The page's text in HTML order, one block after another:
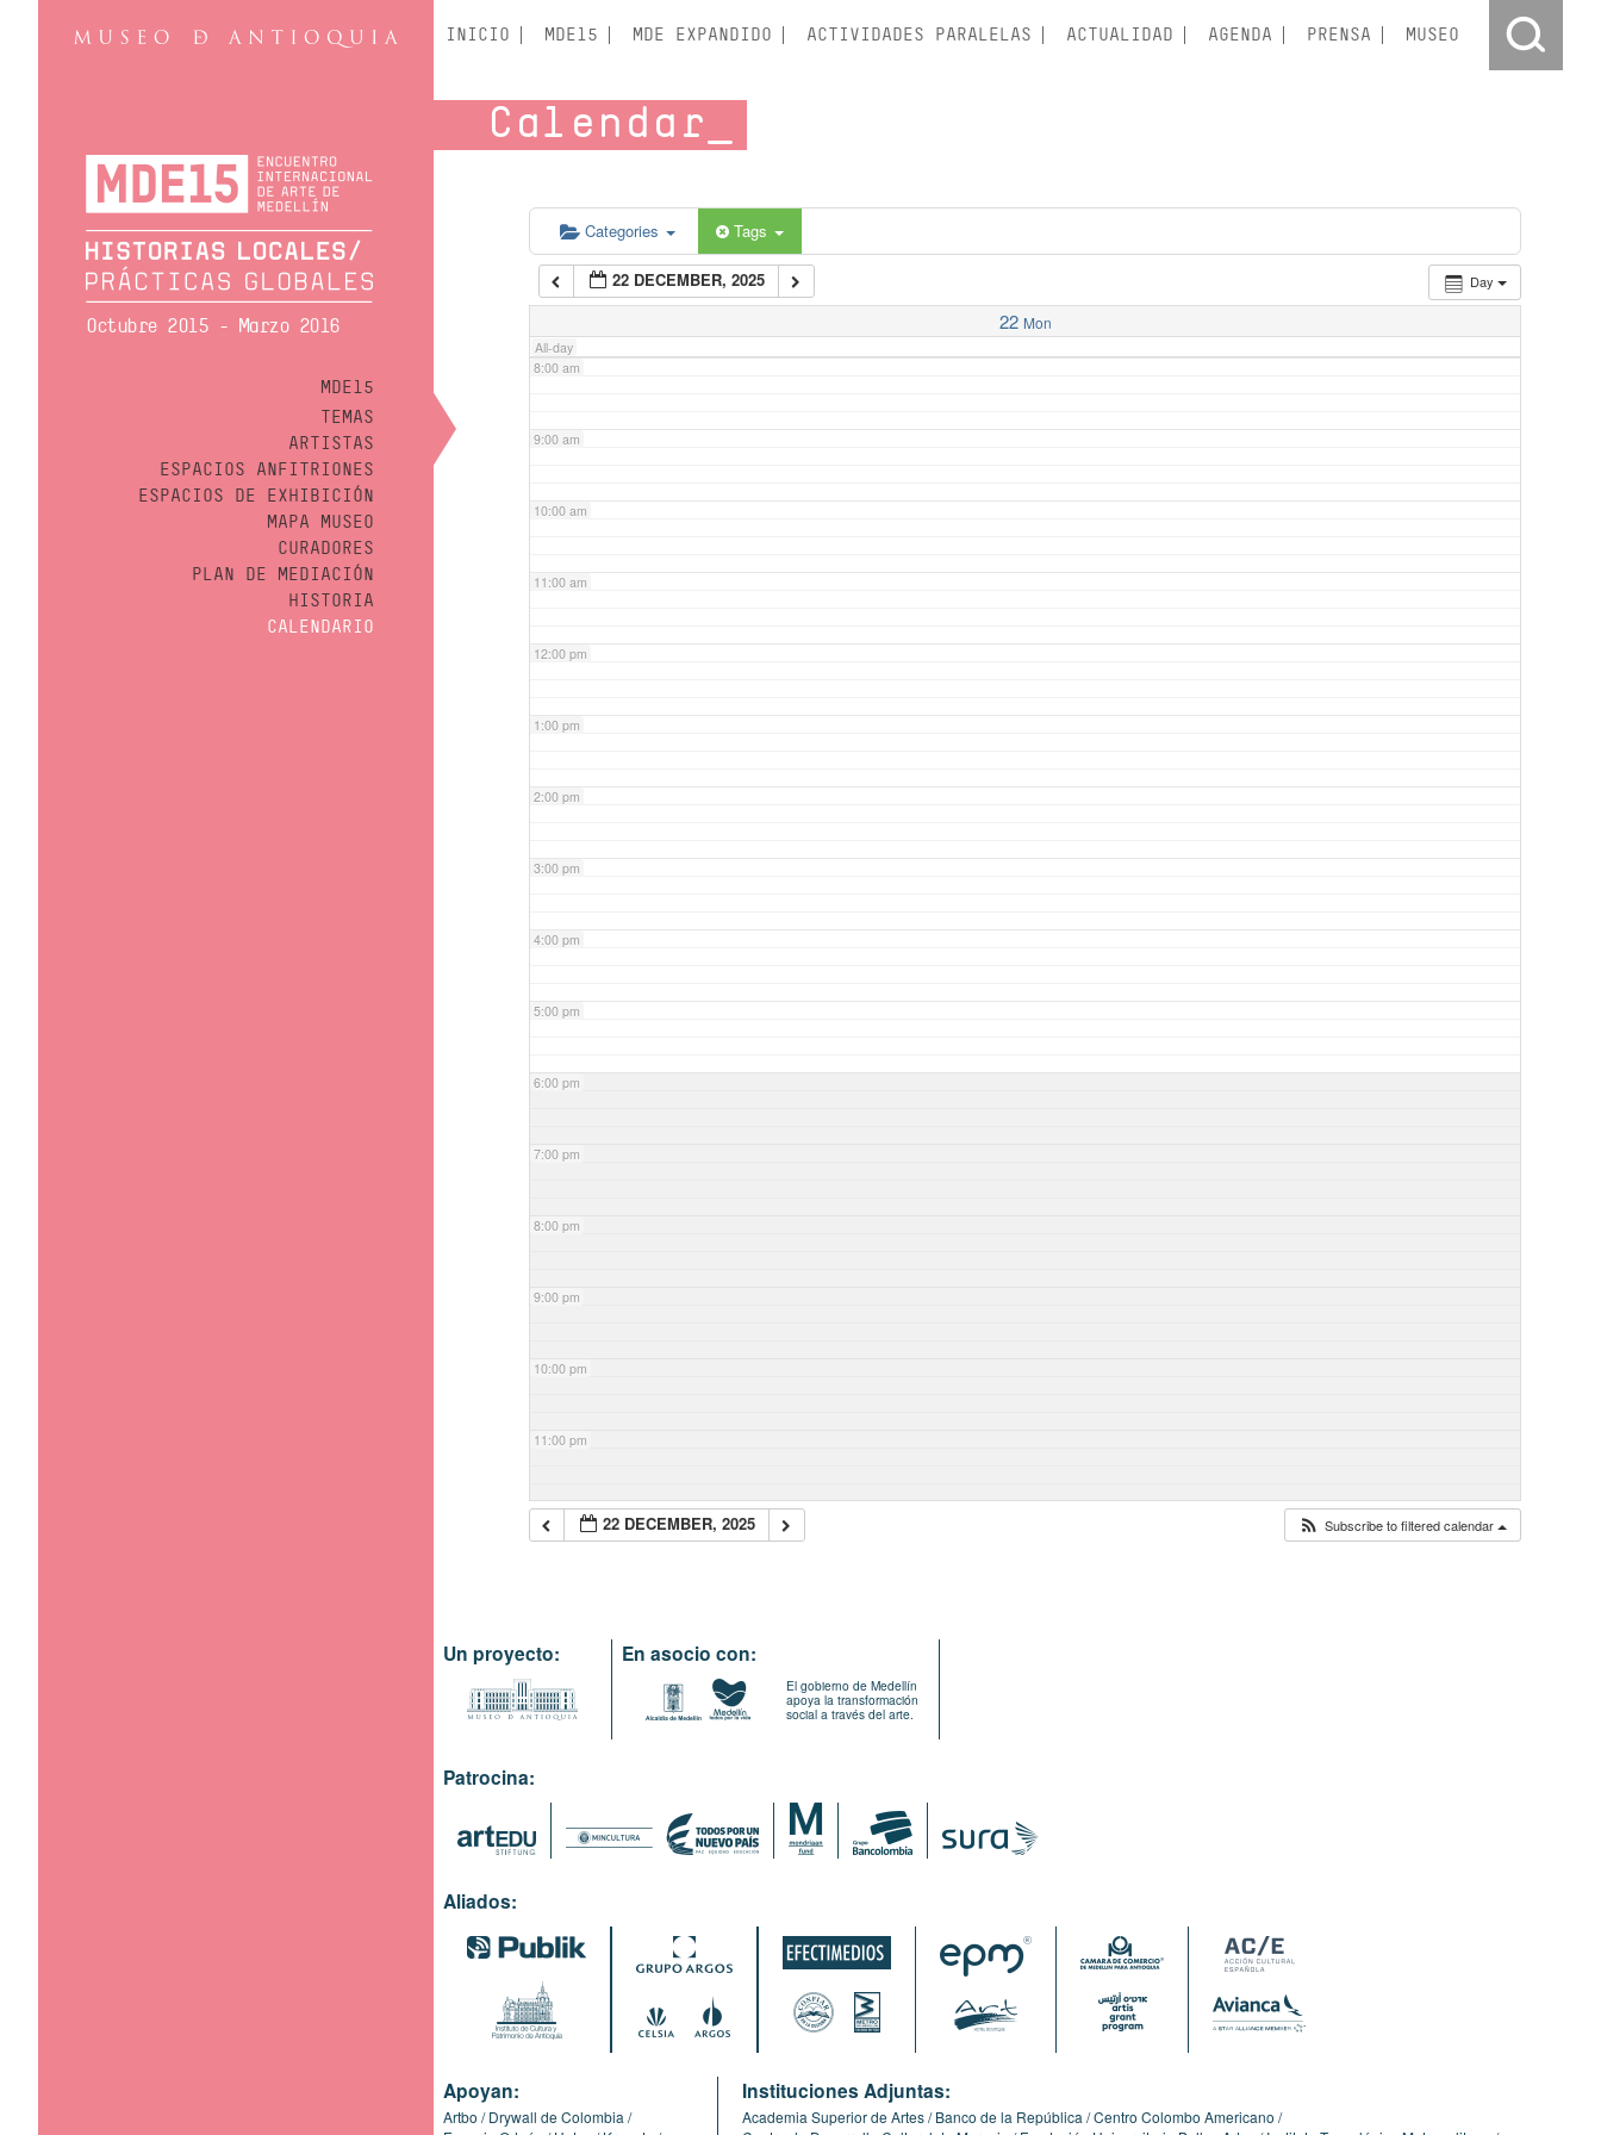
Octubre 2015 - Marzo 2016
MDE15
TEMAS
ARTISTAS
ESPACIOS ANFITRIONES
ESPACIOS DE EXHIBICIÓN
MAPA MUSEO
CURADORES
PLAN DE MEDIACIÓN
HISTORIA
CALENDARIO
INICIO MDE15 MDE EXPANDIDO ACTIVIDADES PARALELAS ACTUALIDAD AGENDA PRENSA MUSEO
Calendar
Categories Tags
Day
22 DECEMBER, 2025
22 Mon
All-day
5:00 am
6:00 am
7:00 am
8:00 am
9:00 am
10:00 am
11:00 am
12:00 pm
1:00 pm
2:00 pm
3:00 pm
4:00 pm
5:00 pm
6:00 pm
7:00 pm
8:00 pm
9:00 pm
10:00 pm
11:00 pm
22 DECEMBER, 2025 Subscribe to filtered calendar
Un proyecto: En asocio con:
El gobierno de Medellín
apoya la transformación
social a través del arte.
Patrocina:
Aliados:
Apoyan:
Artbo
Drywall de Colombia
Instituciones Adjuntas:
Academia Superior de Artes Banco de la República Centro Colombo Americano